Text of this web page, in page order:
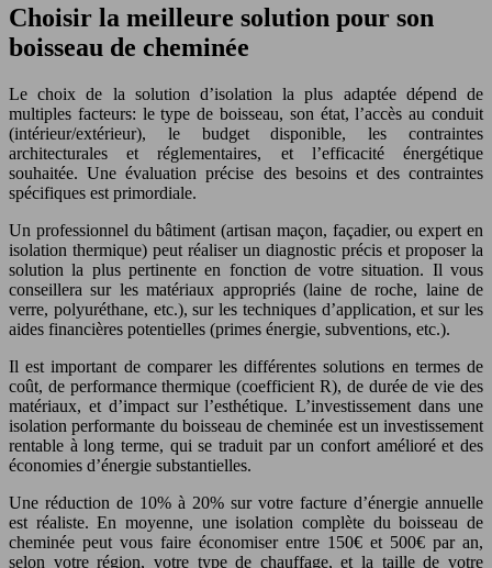
Choisir la meilleure solution pour son
boisseau de cheminée
Le choix de la solution d’isolation la plus adaptée dépend de
multiples facteurs: le type de boisseau, son état, l’accès au conduit
(intérieur/extérieur), le budget disponible, les contraintes
architecturales et réglementaires, et l’efficacité énergétique
souhaitée. Une évaluation précise des besoins et des contraintes
spécifiques est primordiale.
Un professionnel du bâtiment (artisan maçon, façadier, ou expert en
isolation thermique) peut réaliser un diagnostic précis et proposer la
solution la plus pertinente en fonction de votre situation. Il vous
conseillera sur les matériaux appropriés (laine de roche, laine de
verre, polyuréthane, etc.), sur les techniques d’application, et sur les
aides financières potentielles (primes énergie, subventions, etc.).
Il est important de comparer les différentes solutions en termes de
coût, de performance thermique (coefficient R), de durée de vie des
matériaux, et d’impact sur l’esthétique. L’investissement dans une
isolation performante du boisseau de cheminée est un investissement
rentable à long terme, qui se traduit par un confort amélioré et des
économies d’énergie substantielles.
Une réduction de 10% à 20% sur votre facture d’énergie annuelle
est réaliste. En moyenne, une isolation complète du boisseau de
cheminée peut vous faire économiser entre 150€ et 500€ par an,
selon votre région, votre type de chauffage, et la taille de votre